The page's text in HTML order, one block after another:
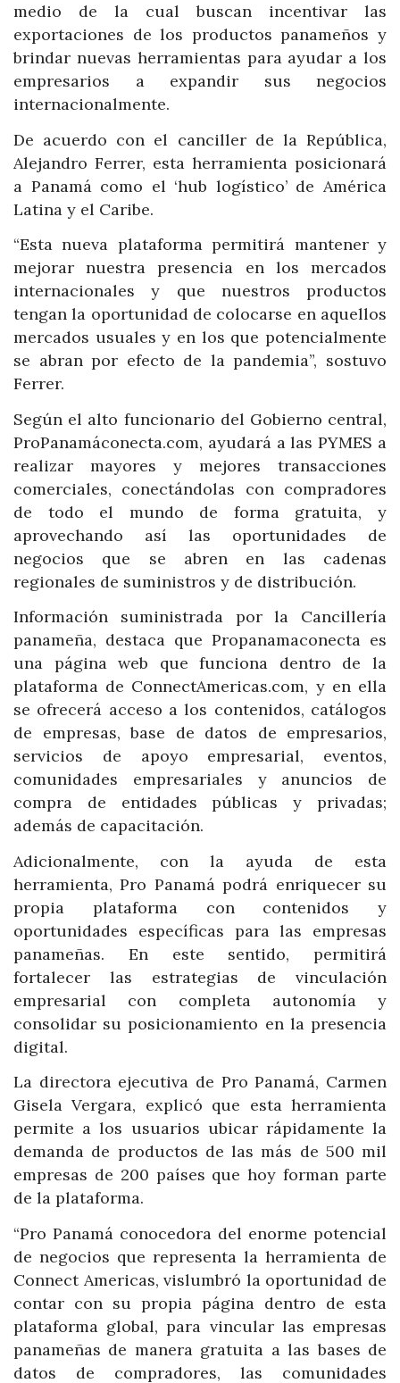
medio de la cual buscan incentivar las
exportaciones de los productos panameños y
brindar nuevas herramientas para ayudar a los
empresarios a expandir sus negocios
internacionalmente.
De acuerdo con el canciller de la República,
Alejandro Ferrer, esta herramienta posicionará
a Panamá como el ‘hub logístico’ de América
Latina y el Caribe.
“Esta nueva plataforma permitirá mantener y
mejorar nuestra presencia en los mercados
internacionales y que nuestros productos
tengan la oportunidad de colocarse en aquellos
mercados usuales y en los que potencialmente
se abran por efecto de la pandemia”, sostuvo
Ferrer.
Según el alto funcionario del Gobierno central,
ProPanamáconecta.com, ayudará a las PYMES a
realizar mayores y mejores transacciones
comerciales, conectándolas con compradores
de todo el mundo de forma gratuita, y
aprovechando así las oportunidades de
negocios que se abren en las cadenas
regionales de suministros y de distribución.
Información suministrada por la Cancillería
panameña, destaca que Propanamaconecta es
una página web que funciona dentro de la
plataforma de ConnectAmericas.com, y en ella
se ofrecerá acceso a los contenidos, catálogos
de empresas, base de datos de empresarios,
servicios de apoyo empresarial, eventos,
comunidades empresariales y anuncios de
compra de entidades públicas y privadas;
además de capacitación.
Adicionalmente, con la ayuda de esta
herramienta, Pro Panamá podrá enriquecer su
propia plataforma con contenidos y
oportunidades específicas para las empresas
panameñas. En este sentido, permitirá
fortalecer las estrategias de vinculación
empresarial con completa autonomía y
consolidar su posicionamiento en la presencia
digital.
La directora ejecutiva de Pro Panamá, Carmen
Gisela Vergara, explicó que esta herramienta
permite a los usuarios ubicar rápidamente la
demanda de productos de las más de 500 mil
empresas de 200 países que hoy forman parte
de la plataforma.
“Pro Panamá conocedora del enorme potencial
de negocios que representa la herramienta de
Connect Americas, vislumbró la oportunidad de
contar con su propia página dentro de esta
plataforma global, para vincular las empresas
panameñas de manera gratuita a las bases de
datos de compradores, las comunidades